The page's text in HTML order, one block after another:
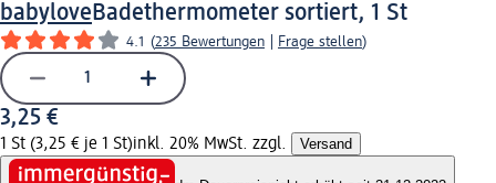
babyloveBadethermometer sortiert, 1 St
4.1 (235 Bewertungen Frage stellen)
3,25 €
1 St (3,25 € je 1 St)inkl. 20% MwSt. zzgl. Versand